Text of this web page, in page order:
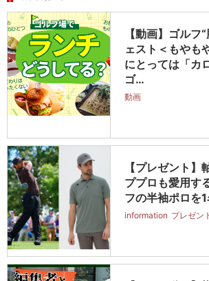
【動画】ゴルフ
ェスト＜もやも
にとっては「カ
ゴ…
動画
【プレゼント】
ププロも愛用す
フの半袖ポロを
information プレゼン